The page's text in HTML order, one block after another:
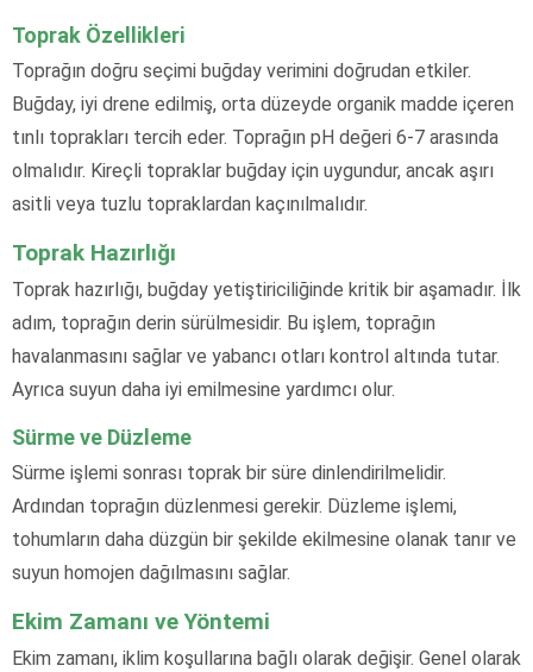
Toprak Özellikleri
Toprağın doğru seçimi buğday verimini doğrudan etkiler.
Buğday, iyi drene edilmiş, orta düzeyde organik madde içeren
tınlı toprakları tercih eder. Toprağın pH değeri 6-7 arasında
olmalıdır. Kireçli topraklar buğday için uygundur, ancak aşırı
asitli veya tuzlu topraklardan kaçınılmalıdır.
Toprak Hazırlığı
Toprak hazırlığı, buğday yetiştiriciliğinde kritik bir aşamadır. İlk
adım, toprağın derin sürülmesidir. Bu işlem, toprağın
havalanmasını sağlar ve yabancı otları kontrol altında tutar.
Ayrıca suyun daha iyi emilmesine yardımcı olur.
Sürme ve Düzleme
Sürme işlemi sonrası toprak bir süre dinlendirilmelidir.
Ardından toprağın düzlenmesi gerekir. Düzleme işlemi,
tohumların daha düzgün bir şekilde ekilmesine olanak tanır ve
suyun homojen dağılmasını sağlar.
Ekim Zamanı ve Yöntemi
Ekim zamanı, iklim koşullarına bağlı olarak değişir. Genel olarak